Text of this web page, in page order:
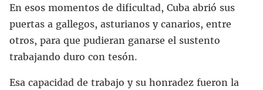
En esos momentos de dificultad, Cuba abrió sus
puertas a gallegos, asturianos y canarios, entre
otros, para que pudieran ganarse el sustento
trabajando duro con tesón.
Esa capacidad de trabajo y su honradez fueron la